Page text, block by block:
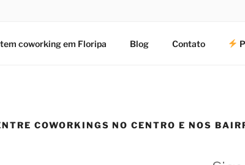
coworking em Floripa Blog Contato
COWORKINGS NO CENTRO E NOS